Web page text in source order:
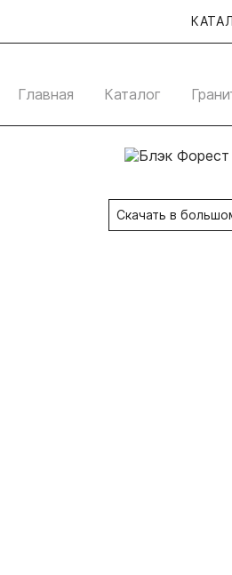
Главная Каталог
Скачать в